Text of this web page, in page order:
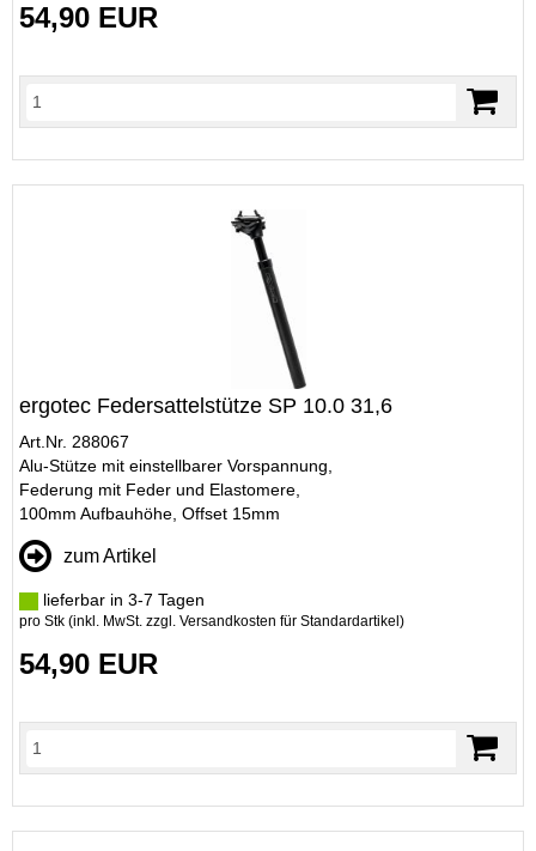
54,90 EUR
ergotec Federsattelstütze SP 10.0 31,6
Art.Nr. 288067
Alu-Stütze mit einstellbarer Vorspannung,
Federung mit Feder und Elastomere,
100mm Aufbauhöhe, Offset 15mm
zum Artikel
lieferbar in 3-7 Tagen
pro Stk (inkl. MwSt. zzgl. Versandkosten für Standardartikel )
54,90 EUR